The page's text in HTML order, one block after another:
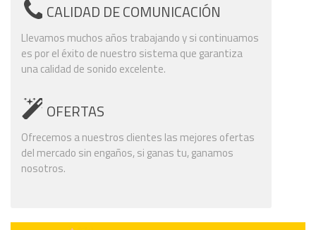
CALIDAD DE COMUNICACIÓN
Llevamos muchos años trabajando y si continuamos
es por el éxito de nuestro sistema que garantiza
una calidad de sonido excelente.
OFERTAS
Ofrecemos a nuestros clientes las mejores ofertas
del mercado sin engaños, si ganas tu, ganamos
nosotros.